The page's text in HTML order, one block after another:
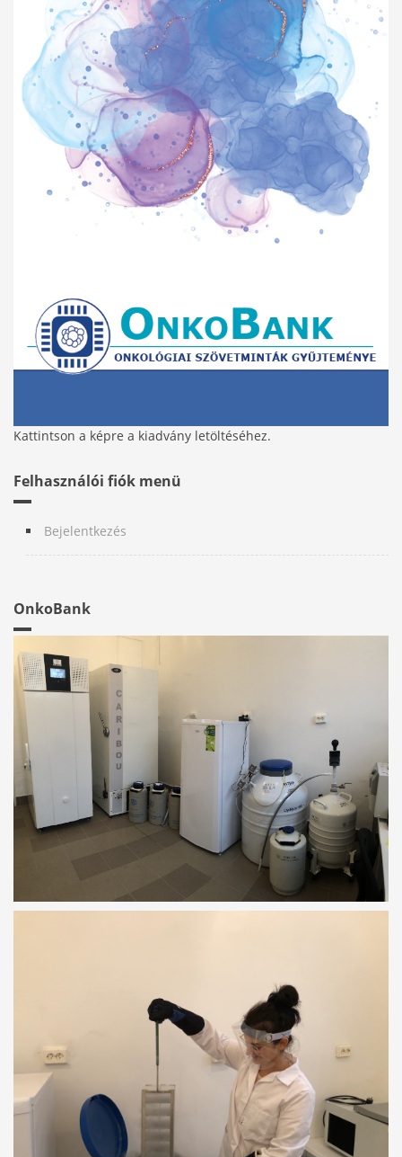
Kattintson a képre a kiadvány letöltéséhez.
Felhasználói fiók menü
Bejelentkezés
OnkoBank